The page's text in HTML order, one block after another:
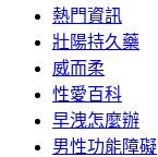
熱門資訊
壯陽持久藥
威而柔
性愛百科
早洩怎麼辦
男性功能障礙